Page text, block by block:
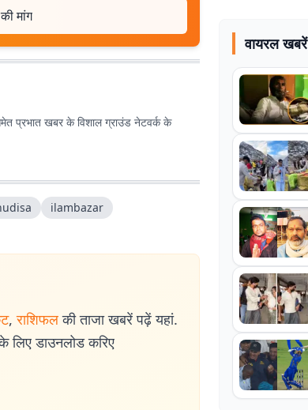
मांग
प्रभात खबर के विशाल ग्राउंड नेटवर्क के
ilambazar
, राशिफल की ताजा खबरें पढ़ें यहां.
डाउनलोड करिए
वायरल खबरें